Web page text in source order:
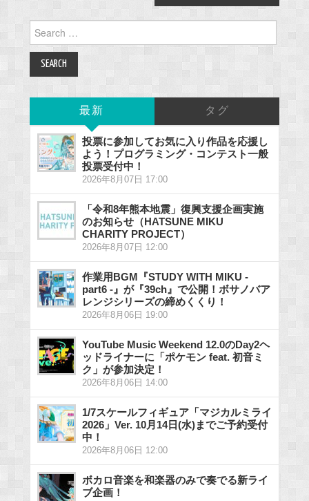
for:
最新 タグ
投票に参加してお気に入り作品を応援し
よう！プログラミング・コンテスト一般
投票受付中！
2026年8月07日 17:00
「令和8年熊本地震」復興支援企画実施
のお知らせ（HATSUNE MIKU
CHARITY PROJECT）
2026年8月07日 12:00
作業用BGM『STUDY WITH MIKU -
part6 -』が『39ch』で公開！ボサノバア
レンジシリーズの締めくくり！
2026年8月06日 19:00
YouTube Music Weekend 12.0のDay2ヘ
ッドライナーに「ポケモン feat. 初音ミ
ク」が参加決定！
2026年8月06日 14:00
1/7スケールフィギュア「マジカルミライ
2026」Ver. 10月14日(水)までご予約受付
中！
2026年8月06日 12:00
ボカロ音楽を和楽器のみで奏でる新ライ
ブ企画！